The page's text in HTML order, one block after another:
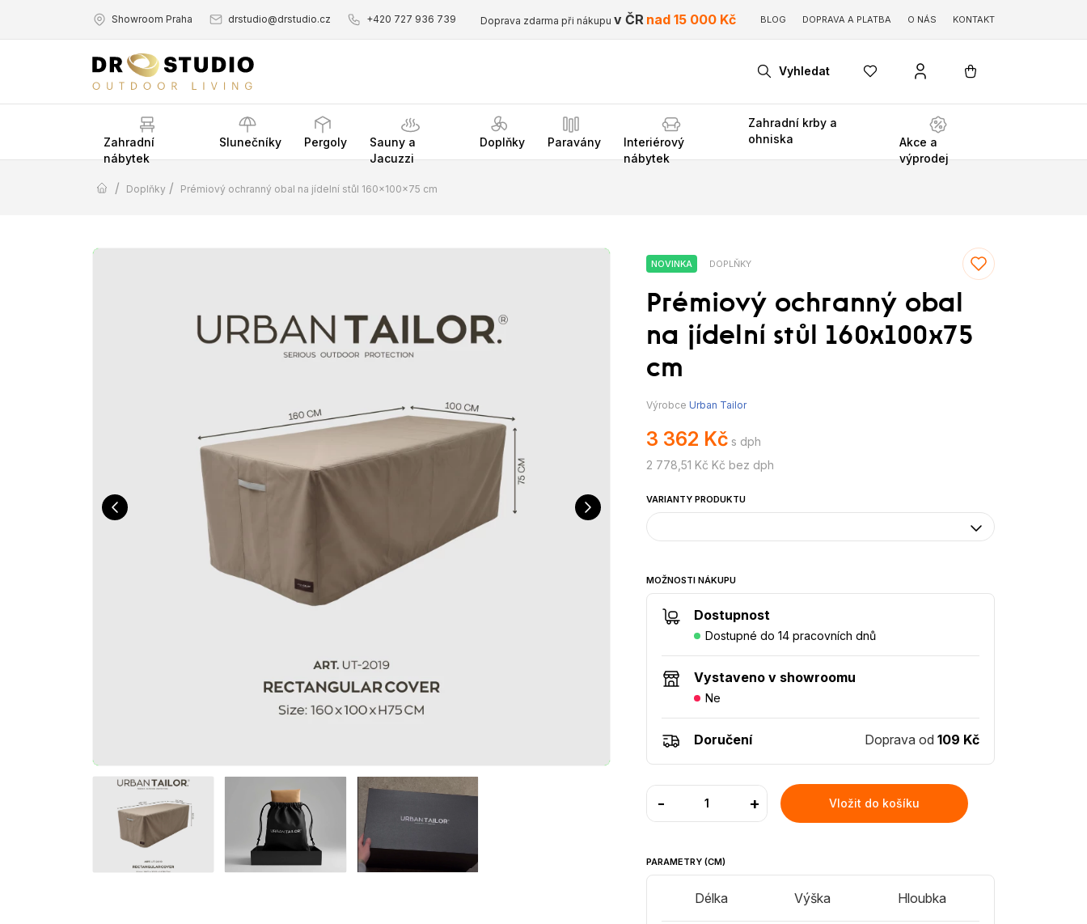
Showroom Praha drstudio@drstudio.cz +420 727 936 739 Doprava zdarma při nákupu v ČR nad 15 000 Kč BLOG DOPRAVA A PLATBA O NÁS KONTAKT
Vyhledat
Zahradní
nábytek
Slunečníky Pergoly
Sauny a
Jacuzzi
Doplňky Paravány
Interiérový
nábytek
Zahradní krby a
ohniska
Akce a
výprodej
/ Doplňky / Prémiový ochranný obal na jídelní stůl 160x100x75 cm
NOVINKA DOPLŇKY
Prémiový ochranný obal
na jídelní stůl 160x100x75
cm
Výrobce Urban Tailor
3 362 Kč s dph
2 778,51 Kč Kč bez dph
VARIANTY PRODUKTU
MOŽNOSTI NÁKUPU
Dostupnost
Dostupné do 14 pracovních dnů
Vystaveno v showroomu
Ne
Doručení Doprava od 109 Kč
- + Vložit do košíku
PARAMETRY (CM)
Délka Výška Hloubka